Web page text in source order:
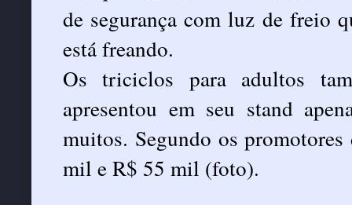
de segurança com luz de freio
está freando.
Os triciclos para adultos
apresentou em seu stand
muitos. Segundo os
mil e R$ 55 mil (foto).